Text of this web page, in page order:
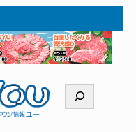
索